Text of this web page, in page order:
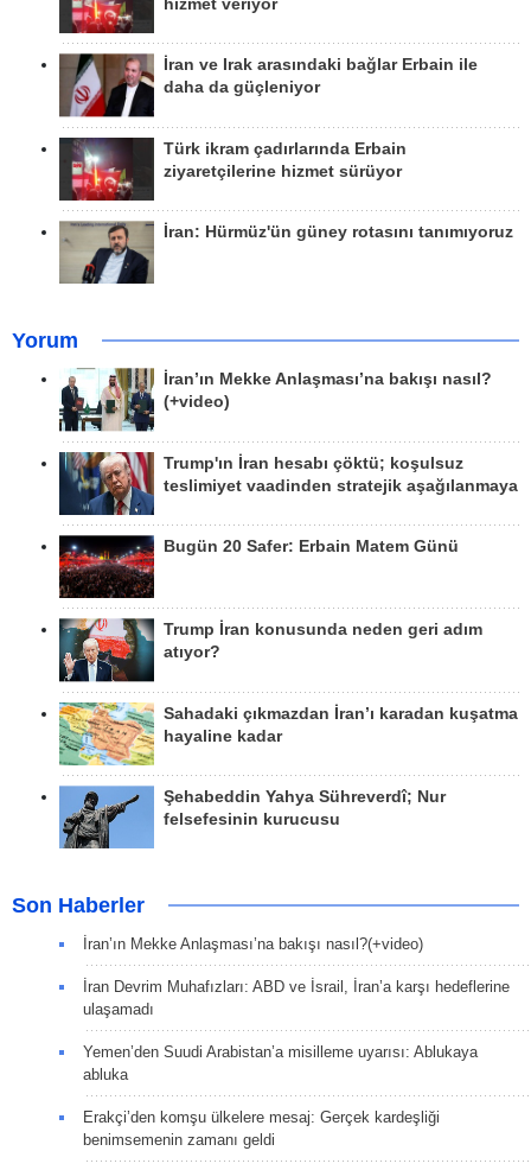
hizmet veriyor
İran ve Irak arasındaki bağlar Erbain ile
daha da güçleniyor
Türk ikram çadırlarında Erbain
ziyaretçilerine hizmet sürüyor
İran: Hürmüz'ün güney rotasını tanımıyoruz
Yorum
İran’ın Mekke Anlaşması’na bakışı nasıl?
(+video)
Trump'ın İran hesabı çöktü; koşulsuz
teslimiyet vaadinden stratejik aşağılanmaya
Bugün 20 Safer: Erbain Matem Günü
Trump İran konusunda neden geri adım
atıyor?
Sahadaki çıkmazdan İran’ı karadan kuşatma
hayaline kadar
Şehabeddin Yahya Sühreverdî; Nur
felsefesinin kurucusu
Son Haberler
İran’ın Mekke Anlaşması’na bakışı nasıl?(+video)
İran Devrim Muhafızları: ABD ve İsrail, İran’a karşı hedeflerine
ulaşamadı
Yemen’den Suudi Arabistan’a misilleme uyarısı: Ablukaya
abluka
Erakçi’den komşu ülkelere mesaj: Gerçek kardeşliği
benimsemenin zamanı geldi